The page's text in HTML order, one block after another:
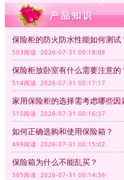
保险柜的防火防水性能如何测试
503阅读 2026-07-31 00:18:08
保险柜放卧室有什么需要注意的
514阅读 2026-07-31 00:17:17
家用保险柜的选择需考虑哪些因
515阅读 2026-07-31 00:16:37
如何正确选购和使用保险箱？
499阅读 2026-07-31 00:15:02
保险箱为什么不能乱买？
505阅读 2026-07-31 00:14:36